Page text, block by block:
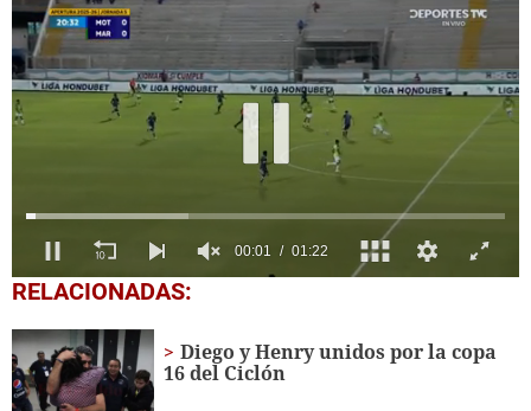
0
seconds
1
minute,
23
seconds
RELACIONADAS:
Diego y Henry unidos por la copa
16 del Ciclón